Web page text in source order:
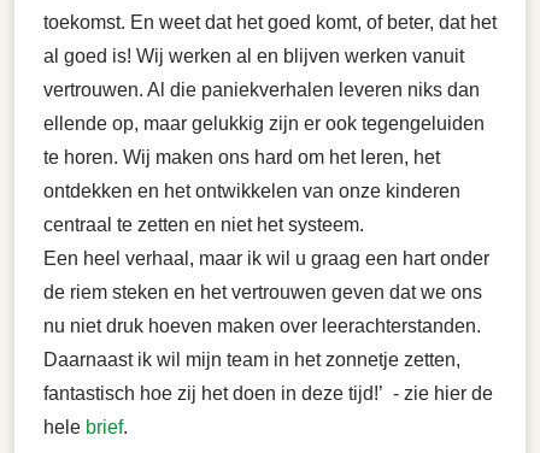
toekomst. En weet dat het goed komt, of beter, dat het
al goed is! Wij werken al en blijven werken vanuit
vertrouwen. Al die paniekverhalen leveren niks dan
ellende op, maar gelukkig zijn er ook tegengeluiden
te horen. Wij maken ons hard om het leren, het
ontdekken en het ontwikkelen van onze kinderen
centraal te zetten en niet het systeem.
Een heel verhaal, maar ik wil u graag een hart onder
de riem steken en het vertrouwen geven dat we ons
nu niet druk hoeven maken over leerachterstanden.
Daarnaast ik wil mijn team in het zonnetje zetten,
fantastisch hoe zij het doen in deze tijd!’ - zie hier de
hele brief.